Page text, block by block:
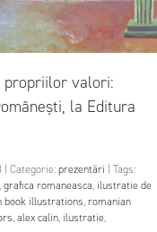
propriilor valori:
la Editura
Categorie:prezentări
Tags:
,grafica romaneasca, ilustratie de
book illustrations,romanian
,alex calin, ilustratie,